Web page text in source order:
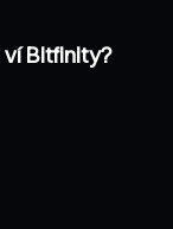
Bitfinity?